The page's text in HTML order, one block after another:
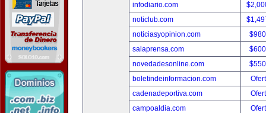
infodiario.com
noticlub.com
noticiasyopinion.com
salaprensa.com
novedadesonline.com
boletindeinformacion.com
cadenadeportiva.com
campoaldia.com